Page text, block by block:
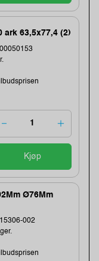
ark 63,5x77,4 (2)
Kjøp
Ø76Mm
002